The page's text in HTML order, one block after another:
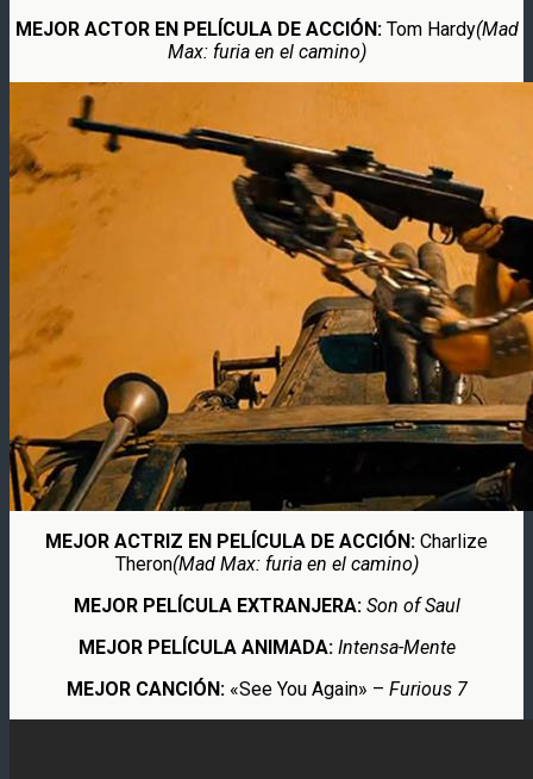
MEJOR ACTOR EN PELÍCULA DE ACCIÓN: Tom Hardy(Mad
Max: furia en el camino)
MEJOR ACTRIZ EN PELÍCULA DE ACCIÓN: Charlize
Theron(Mad Max: furia en el camino)
MEJOR PELÍCULA EXTRANJERA: Son of Saul
MEJOR PELÍCULA ANIMADA: Intensa-Mente
MEJOR CANCIÓN: «See You Again» – Furious 7